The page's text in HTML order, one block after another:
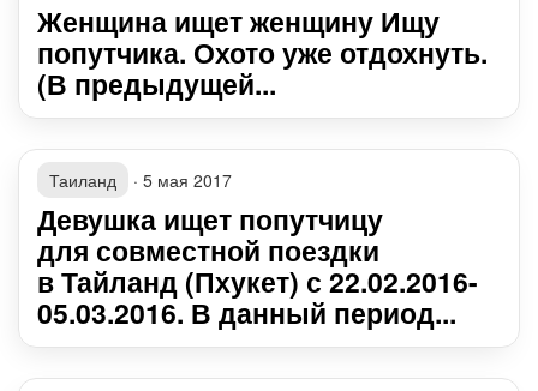
Женщина ищет женщину Ищу
попутчика. Охото уже отдохнуть.
(В предыдущей...
Таиланд · 5 мая 2017
Девушка ищет попутчицу
для совместной поездки
в Тайланд (Пхукет) с 22.02.2016-
05.03.2016. В данный период...